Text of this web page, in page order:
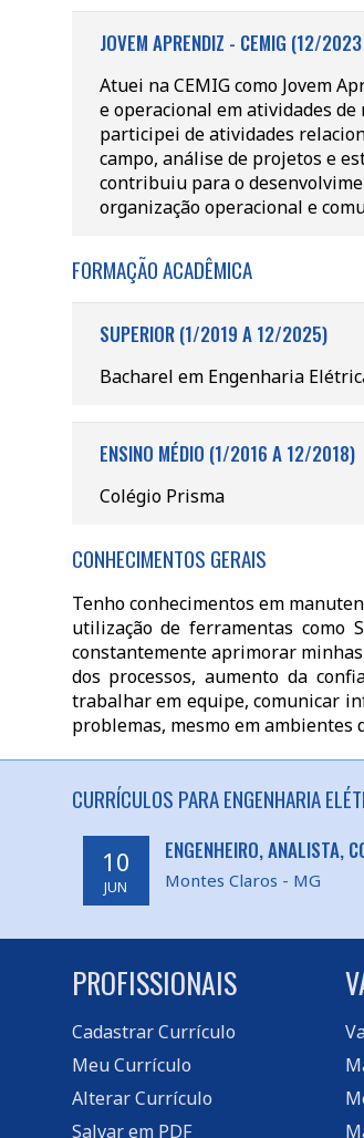
JOVEM APRENDIZ - CEMIG (12/
Atuei na CEMIG como Jovem
e operacional em atividades
participei de atividades
campo, análise de projetos e
contribuiu para o
organização operacional e
FORMAÇÃO ACADÊMICA
SUPERIOR (1/2019 A 12/2025)
Bacharel em Engenharia
ENSINO MÉDIO (1/2016 A 12/2018)
Colégio Prisma
CONHECIMENTOS GERAIS
Tenho conhecimentos em
utilização de ferramentas como
constantemente aprimorar
dos processos, aumento da
trabalhar em equipe, comunicar
problemas, mesmo em ambientes
CURRÍCULOS PARA ENGENHARIA
10
JUN
ENGENHEIRO, ANALISTA,
Montes Claros - MG
PROFISSIONAIS
Cadastrar Currículo
Meu Currículo
Alterar Currículo
Salvar em PDF